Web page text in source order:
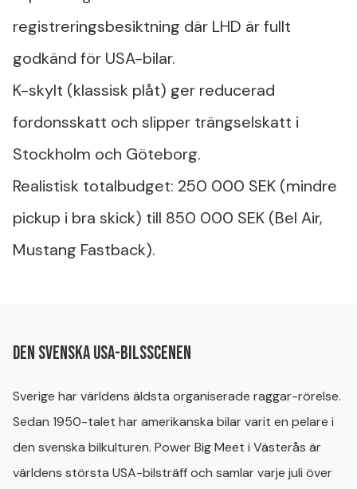
registreringsbesiktning där LHD är fullt
godkänd för USA-bilar.
K-skylt (klassisk plåt) ger reducerad
fordonsskatt och slipper trängselskatt i
Stockholm och Göteborg.
Realistisk totalbudget: 250 000 SEK (mindre
pickup i bra skick) till 850 000 SEK (Bel Air,
Mustang Fastback).
Den svenska USA-bilsscenen
Sverige har världens äldsta organiserade raggar-rörelse.
Sedan 1950-talet har amerikanska bilar varit en pelare i
den svenska bilkulturen. Power Big Meet i Västerås är
världens största USA-bilsträff och samlar varje juli över